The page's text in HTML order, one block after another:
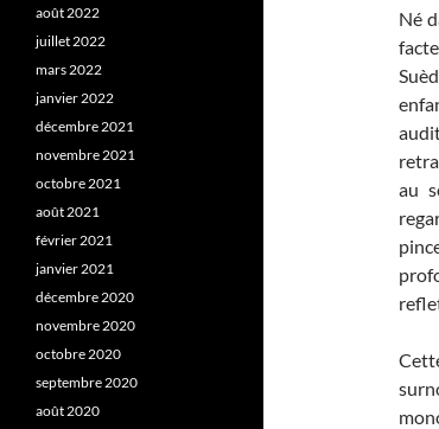
Né
au
août 2022
juillet 2022
mars 2022
janvier 2022
décembre 2021
novembre 2021
octobre 2021
août 2021
février 2021
janvier 2021
décembre 2020
novembre 2020
octobre 2020
septembre 2020
août 2020